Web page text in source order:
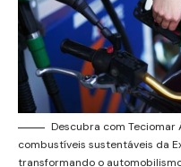
Descubra com Teciomar
combustíveis sustentáveis da
transformando o